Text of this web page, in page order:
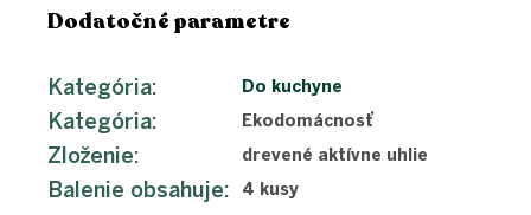
Dodatočné parametre
Kategória: Do kuchyne
Kategória: Ekodomácnosť
Zloženie: drevené aktívne uhlie
Balenie obsahuje: 4 kusy